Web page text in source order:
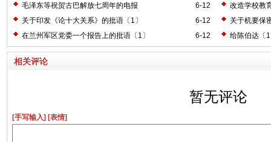
6-12
毛泽东等祝贺古巴解放七周年的电报
改造学校教
6-12
关于印发《论十大关系》的批语〔1〕
关于机要保
6-12
在兰州军区党委一个报告上的批语〔1〕 给陈伯达〔
相关评论
暂无评论
[手写输入] [表情]